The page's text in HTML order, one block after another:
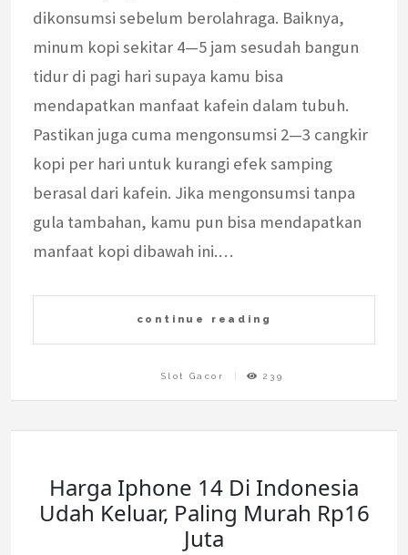
dikonsumsi sebelum berolahraga. Baiknya,
minum kopi sekitar 4—5 jam sesudah bangun
tidur di pagi hari supaya kamu bisa
mendapatkan manfaat kafein dalam tubuh.
Pastikan juga cuma mengonsumsi 2—3 cangkir
kopi per hari untuk kurangi efek samping
berasal dari kafein. Jika mengonsumsi tanpa
gula tambahan, kamu pun bisa mendapatkan
manfaat kopi dibawah ini.…
continue reading
Slot Gacor 239
Harga Iphone 14 Di Indonesia
Udah Keluar, Paling Murah Rp16
Juta